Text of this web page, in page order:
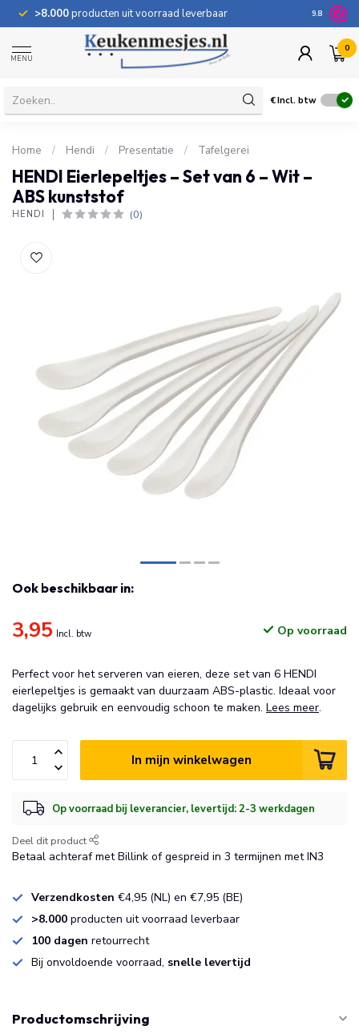
>8.000producten uit voorraad leverbaar 100
9.8
MENU
0
€Incl. btw
Home / Hendi / Presentatie / Tafelgerei
HENDI Eierlepeltjes – Set van 6 – Wit –
ABS kunststof
HENDI (0)
Ook beschikbaar in:
3,95 Incl. btw Op voorraad
Perfect voor het serveren van eieren, deze set van 6 HENDI
eierlepeltjes is gemaakt van duurzaam ABS-plastic. Ideaal voor
dagelijks gebruik en eenvoudig schoon te maken. Lees meer.
In mijn winkelwagen
Op voorraad bij leverancier, levertijd: 2-3 werkdagen
Deel dit product
Betaal achteraf met Billink of gespreid in 3 termijnen met IN3
Verzendkosten €4,95 (NL) en €7,95 (BE)
>8.000 producten uit voorraad leverbaar
100 dagen retourrecht
Bij onvoldoende voorraad, snelle levertijd
Productomschrijving